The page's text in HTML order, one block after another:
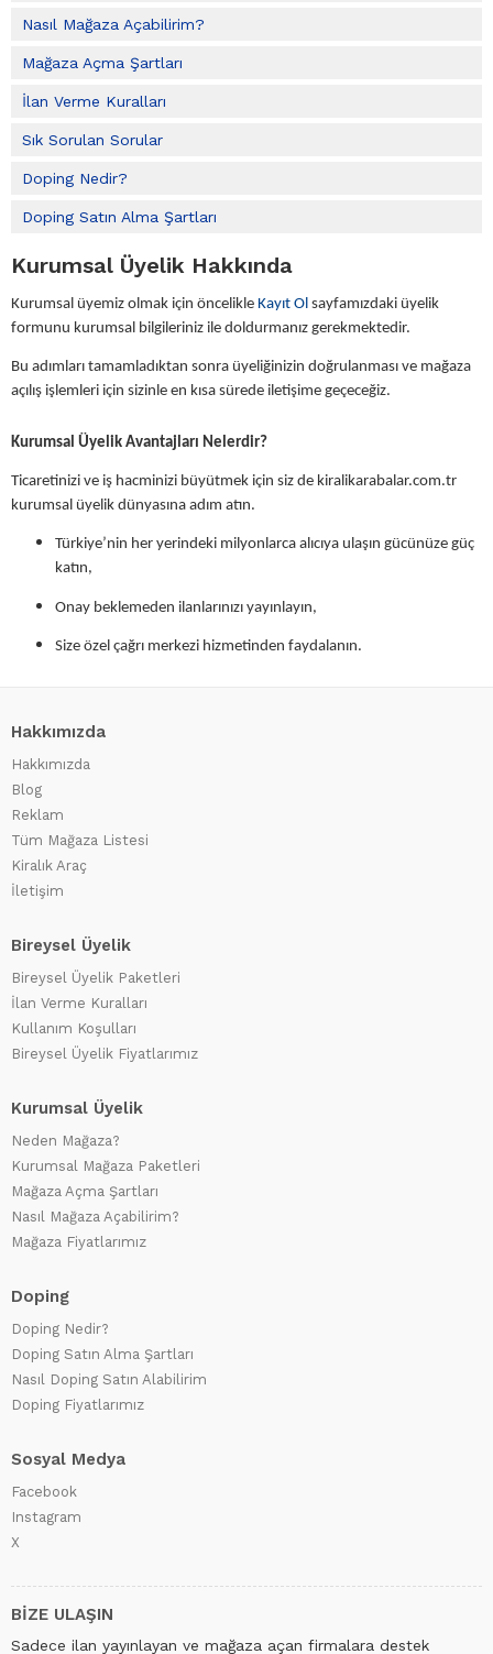
Nasıl Mağaza Açabilirim?
Mağaza Açma Şartları
İlan Verme Kuralları
Sık Sorulan Sorular
Doping Nedir?
Doping Satın Alma Şartları
Kurumsal Üyelik Hakkında
Kurumsal üyemiz olmak için öncelikle Kayıt Ol sayfamızdaki üyelik
formunu kurumsal bilgileriniz ile doldurmanız gerekmektedir.
Bu adımları tamamladıktan sonra üyeliğinizin doğrulanması ve mağaza
açılış işlemleri için sizinle en kısa sürede iletişime geçeceğiz.
Kurumsal Üyelik Avantajları Nelerdir?
Ticaretinizi ve iş hacminizi büyütmek için siz de kiralikarabalar.com.tr
kurumsal üyelik dünyasına adım atın.
Türkiye’nin her yerindeki milyonlarca alıcıya ulaşın gücünüze güç
katın,
Onay beklemeden ilanlarınızı yayınlayın,
Size özel çağrı merkezi hizmetinden faydalanın.
Hakkımızda
Hakkımızda
Blog
Reklam
Tüm Mağaza Listesi
Kiralık Araç
İletişim
Bireysel Üyelik
Bireysel Üyelik Paketleri
İlan Verme Kuralları
Kullanım Koşulları
Bireysel Üyelik Fiyatlarımız
Kurumsal Üyelik
Neden Mağaza?
Kurumsal Mağaza Paketleri
Mağaza Açma Şartları
Nasıl Mağaza Açabilirim?
Mağaza Fiyatlarımız
Doping
Doping Nedir?
Doping Satın Alma Şartları
Nasıl Doping Satın Alabilirim
Doping Fiyatlarımız
Sosyal Medya
Facebook
Instagram
X
BİZE ULAŞIN
Sadece ilan yayınlayan ve mağaza açan firmalara destek